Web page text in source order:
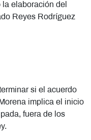
la elaboración del
Reyes Rodríguez
si el acuerdo
implica el inicio
fuera de los